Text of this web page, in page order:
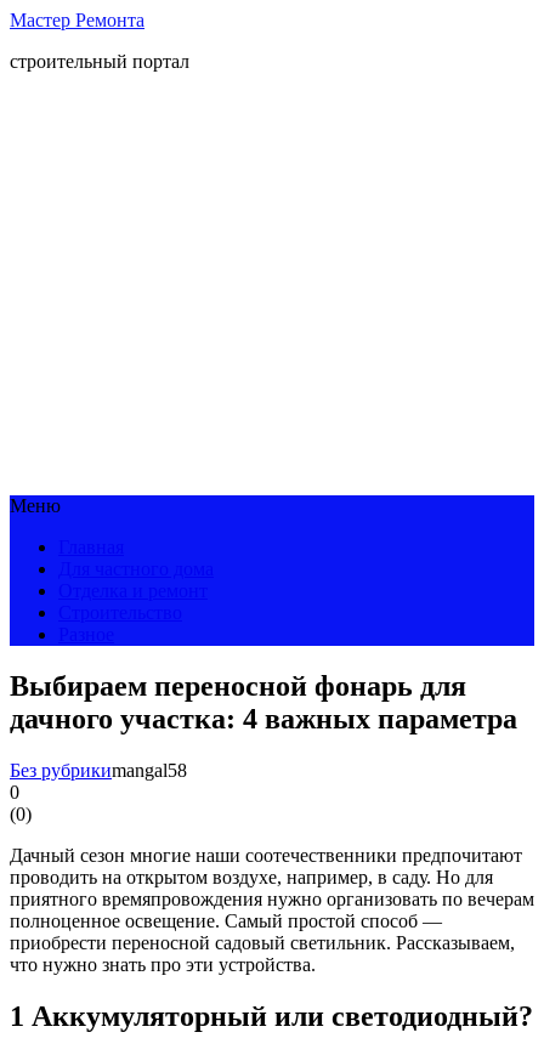
Мастер Ремонта
строительный портал
Меню
Выбираем переносной фонарь для
дачного участка: 4 важных параметра
Без рубрикиmangal58
0
(0)
Дачный сезон многие наши соотечественники предпочитают
проводить на открытом воздухе, например, в саду. Но для
приятного времяпровождения нужно организовать по вечерам
полноценное освещение. Самый простой способ —
приобрести переносной садовый светильник. Рассказываем,
что нужно знать про эти устройства.
1 Аккумуляторный или светодиодный?